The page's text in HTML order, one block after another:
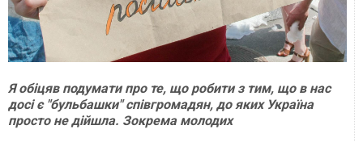
Я обіцяв подумати про те, що робити з тим, що в нас
досі є "бульбашки" співгромадян, до яких Україна
просто не дійшла. Зокрема молодих